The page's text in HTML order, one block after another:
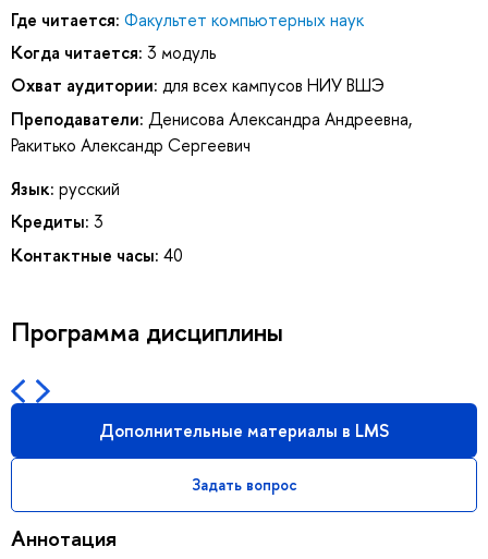
Где читается: Факультет компьютерных наук
Когда читается: 3 модуль
Охват аудитории: для всех кампусов НИУ ВШЭ
Преподаватели: Денисова Александра Андреевна,
Ракитько Александр Сергеевич
Язык: русский
Кредиты: 3
Контактные часы: 40
Программа дисциплины
Дополнительные материалы в LMS
Задать вопрос
Аннотация